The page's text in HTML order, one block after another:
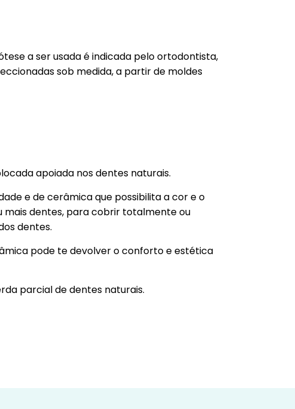
a ser usada é indicada pelo ortodontista,
sob medida, a partir de moldes
apoiada nos dentes naturais.
e de cerâmica que possibilita a cor e o
mais dentes, para cobrir totalmente ou
dentes.
pode te devolver o conforto e estética
parcial de dentes naturais.